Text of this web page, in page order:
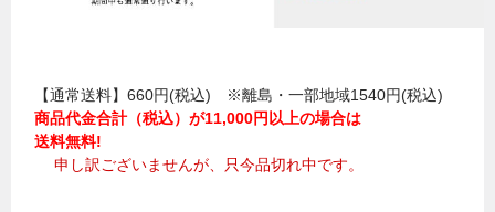
【通常送料】660円(税込) ※離島・一部地域1540円(税込)
商品代金合計（税込）が11,000円以上の場合は
送料無料!
申し訳ございませんが、只今品切れ中です。